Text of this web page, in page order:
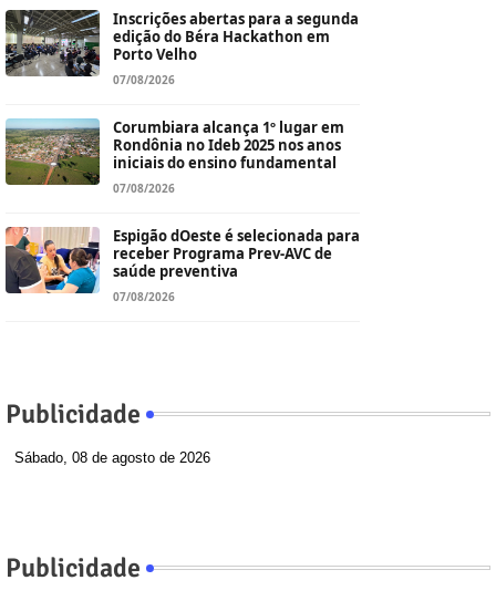
Inscrições abertas para a segunda
edição do Béra Hackathon em
Porto Velho
07/08/2026
Corumbiara alcança 1º lugar em
Rondônia no Ideb 2025 nos anos
iniciais do ensino fundamental
07/08/2026
Espigão dOeste é selecionada para
receber Programa Prev-AVC de
saúde preventiva
07/08/2026
Publicidade
Sábado, 08 de agosto de 2026
Publicidade